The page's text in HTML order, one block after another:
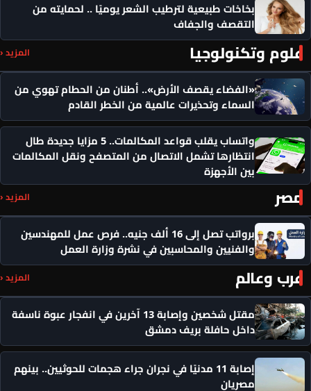
بخاخات طبيعية لترطيب الشعر يوميًا .. لحمايته من
التقصف والجفاف
علوم وتكنولوجيا المزيد ‹
«الفضاء يقصف الأرض».. أطنان من الحطام تهوي من
السماء وتحذيرات عالمية من الخطر القادم
واتساب يقلب قواعد المكالمات.. 5 مزايا جديدة طال
انتظارها تشمل الاتصال من المتصفح ونقل المكالمات
بين الأجهزة
مصر المزيد ‹
برواتب تصل إلى 16 ألف جنيه.. فرص عمل للمهندسين
والفنيين والمحاسبين في نشرة وزارة العمل
عرب وعالم المزيد ‹
مقتل شخصين وإصابة 13 آخرين في انفجار عبوة ناسفة
داخل حافلة بريف دمشق
إصابة 11 مدنيًا في نجران جراء هجمات للحوثيين.. بينهم
مصريان